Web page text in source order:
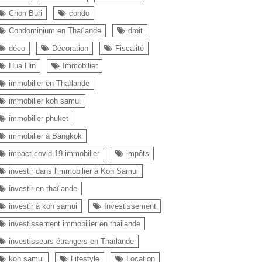
Chon Buri
condo
Condominium en Thaïlande
droit
déco
Décoration
Fiscalité
Hua Hin
Immobilier
immobilier en Thaïlande
immobilier koh samui
immobilier phuket
immobilier à Bangkok
impact covid-19 immobilier
impôts
investir dans l'immobilier à Koh Samui
investir en thaïlande
investir à koh samui
Investissement
investissement immobilier en thailande
investisseurs étrangers en Thaïlande
koh samui
Lifestyle Location